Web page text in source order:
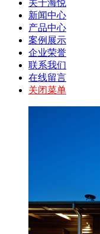
关于海悦
新闻中心
产品中心
案例展示
企业荣誉
联系我们
在线留言
关闭菜单